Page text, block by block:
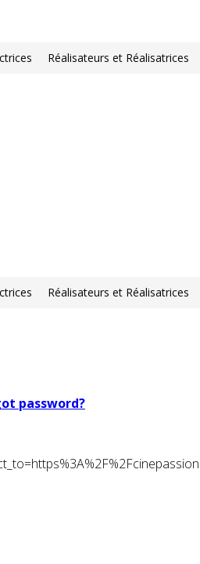
Réalisateurs et Réalisatrices
Réalisateurs et Réalisatrices
password?